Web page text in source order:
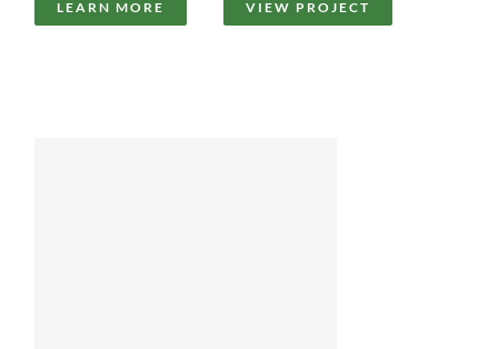
LEARN MORE VIEW PROJECT